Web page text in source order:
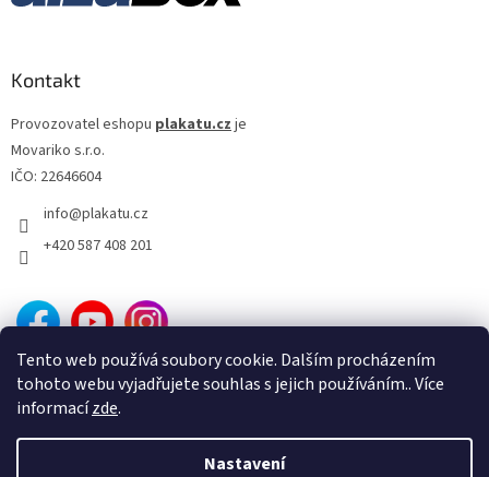
Tento web používá soubory cookie. Dalším procházením
tohoto webu vyjadřujete souhlas s jejich používáním.. Více
informacízde.
Nastavení
Antoine Fuqua 13
Tomáš Vorel st. 12
Tony Scott
Ivo Toman 12
Clint Eastwood 11
Emir Kusturica 11
Kontakt
Provozovatel eshopu plakatu.czje
Movariko s.r.o.
IČO: 22646604
info@plakatu.cz
+420 587 408 201
Vytvořil Shoptet